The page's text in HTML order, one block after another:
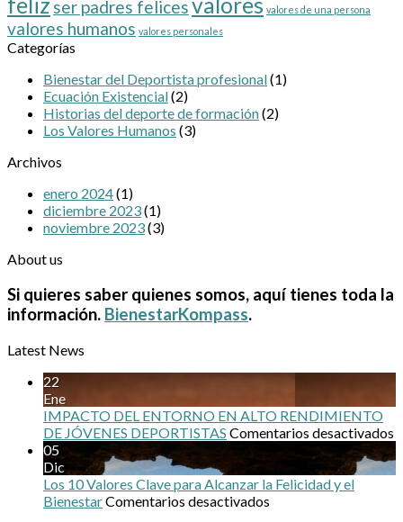
tras
la
feliz ser padres felicesvalores valores de una persona
valores humanos valores personales
Categorías
Bienestar del Deportista profesional(1)
Ecuación Existencial(2)
Historias del deporte de formación(2)
Los Valores Humanos (3)
Archivos
enero 2024(1)
diciembre 2023(1)
noviembre 2023(3)
About us
Si quieres saber quienes somos, aquí tienes toda la
información. BienestarKompass.
Latest News
22
Ene
IMPACTO DEL ENTORNO EN ALTO RENDIMIENTO
DE JÓVENES DEPORTISTAS Comentarios desactivados
05
Dic
Los 10 Valores Clave para Alcanzar la Felicidad y el
BienestarComentarios desactivados